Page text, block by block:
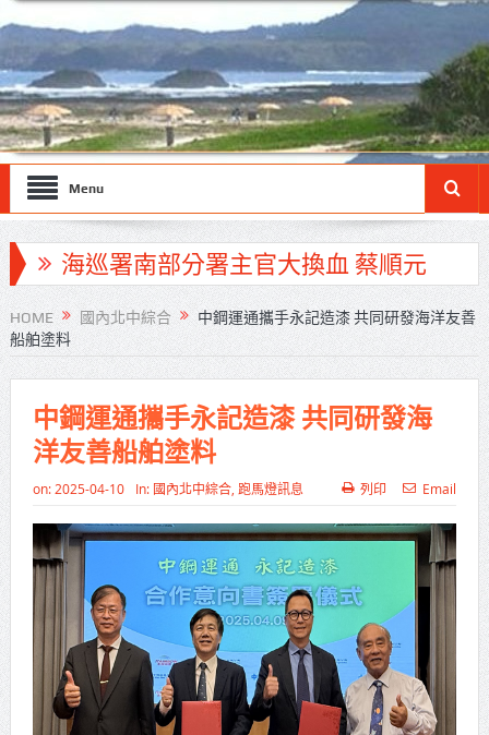
Menu
海巡署南部分署主官大換血 蔡順元
勉提升巡防戰力
北市鮮奶週報再升級！8月31日補助
擴大至國中生
雙北合作里程碑！萬大線動態測試
侯友宜蔣萬安攜手視察
北形象館亮相
打鐵厝北側產業園區產業設施公共
動土創造千個就業機會
高雄「三民運動中心」市長陳其
邁、運動部長李洋各界貴賓共同揭幕
HOME 國內北中綜合
中鋼運通攜手永記造漆 共同研發海洋友善
船舶塗料
中鋼運通攜手永記造漆 共同研發海
洋友善船舶塗料
on: 2025-04-10 In: 國內北中綜合, 跑馬燈訊息 列印 Email